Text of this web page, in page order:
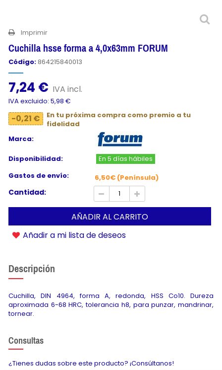
Imprimir
Cuchilla hsse forma a 4,0x63mm FORUM
Código: 864215840013
7,24 € IVA incl.
IVA excluido: 5,98 €
-0,21 €
En tu próxima compra como premio a tu
fidelidad
Marca:
Disponibilidad:
En 5 días hábiles
Gastos de envío:
6,50€ (Península)
Cantidad:
AÑADIR AL CARRITO
Añadir a mi lista de deseos
Descripción
Cuchilla, DIN 4964, forma A, redonda, HSS Co10. Dureza
aproximada 6-68 HRC, tolerancia h8, para punzar, mandrinar,
tornear.
Consultas
¿Tienes dudas sobre este producto? ¡Consúltanos!